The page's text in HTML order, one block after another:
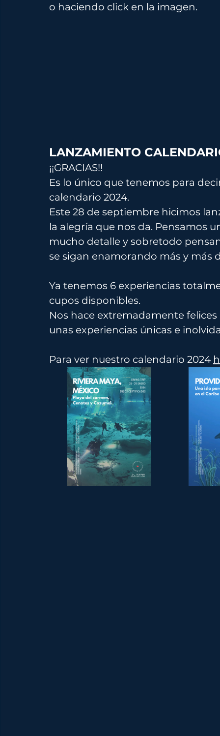
o haciendo click en la imagen.
LANZAMIENTO
¡¡GRACIAS!!
Es lo único que tenemos para
calendario 2024.
Este 28 de septiembre hicimos
la alegría que nos da. Pensamos
mucho detalle y sobretodo
se sigan enamorando más y más
Ya tenemos 6 experiencias
cupos disponibles.
Nos hace extremadamente
unas experiencias únicas e
Para ver nuestro calendario 2024